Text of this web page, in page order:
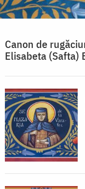
Canon de
Elisabeta (Safta)